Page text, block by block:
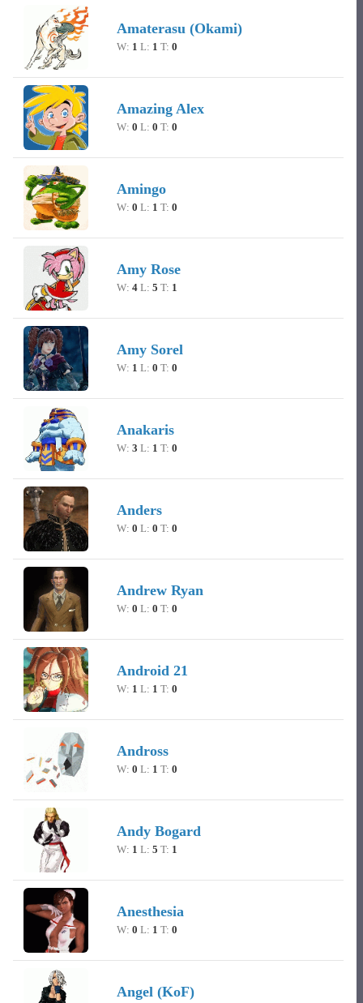
Amaterasu (Okami)
W: 1 L: 1 T: 0
Amazing Alex
W: 0 L: 0 T: 0
Amingo
W: 0 L: 1 T: 0
Amy Rose
W: 4L: 5 T: 1
Amy Sorel
W: 1 L: 0 T: 0
Anakaris
W: 3 L: 1 T: 0
Anders
W: 0 L: 0 T: 0
Andrew Ryan
W: 0 L: 0 T: 0
Android 21
W: 1 L: 1 T: 0
Andross
W: 0 L: 1 T: 0
Andy Bogard
W: 1 L: 5 T: 1
Anesthesia
W: 0 L: 1 T: 0
Angel (KoF)